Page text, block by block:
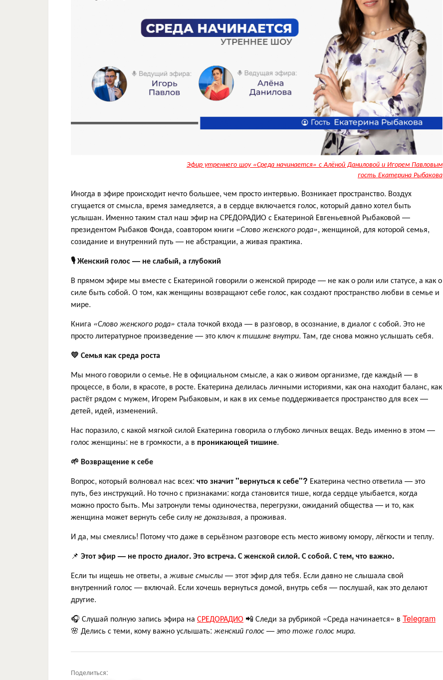
Эфир утреннего шоу «Среда начинается» с Алёной Даниловой и Игорем Павловым
гость Екатерина Рыбакова
Иногда в эфире происходит нечто большее, чем просто интервью. Возникает пространство. Воздух
сгущается от смысла, время замедляется, а в сердце включается голос, который давно хотел быть
услышан. Именно таким стал наш эфир на СРЕДОРАДИО с Екатериной Евгеньевной Рыбаковой —
президентом Рыбаков Фонда, соавтором книги «Слово женского рода», женщиной, для которой семья,
созидание и внутренний путь — не абстракции, а живая практика.
🎙Женский голос — не слабый, а глубокий
В прямом эфире мы вместе с Екатериной говорили о женской природе — не как о роли или статусе, а как о
силе быть собой. О том, как женщины возвращают себе голос, как создают пространство любви в семье и
мире.
Книга «Слово женского рода» стала точкой входа — в разговор, в осознание, в диалог с собой. Это не
просто литературное произведение — этоключ к тишине внутри. Там, где снова можно услышать себя.
💛 Семья как среда роста
Мы много говорили о семье. Не в официальном смысле, а как о живом организме, где каждый — в
процессе, в боли, в красоте, в росте. Екатерина делилась личными историями, как она находит баланс, как
растёт рядом с мужем, Игорем Рыбаковым, и как в их семье поддерживается пространство для всех —
детей, идей, изменений.
Нас поразило, с какой мягкой силой Екатерина говорила о глубоко личных вещах. Ведь именно в этом —
голос женщины: не в громкости, а в проникающей тишине.
🌱 Возвращение к себе
Вопрос, который волновал нас всех: что значит "вернуться к себе"? Екатерина честно ответила — это
путь, без инструкций. Но точно с признаками: когда становится тише, когда сердце улыбается, когда
можно просто быть. Мы затронули темы одиночества, перегрузки, ожиданий общества — и то, как
женщина может вернуть себе силу не доказывая, а проживая.
И да, мы смеялись! Потому что даже в серьёзном разговоре есть место живому юмору, лёгкости и теплу.
📌 Этот эфир — не просто диалог. Это встреча. С женской силой. С собой. С тем, что важно.
Если ты ищешь не ответы, а живые смыслы — этот эфир для тебя. Если давно не слышала свой
внутренний голос — включай. Если хочешь вернуться домой, внутрь себя — послушай, как это делают
другие.
🎧 Слушай полную запись эфира на СРЕДОРАДИО 📲 Следи за рубрикой «Среда начинается» в Telegram
🌸 Делись с теми, кому важно услышать: женский голос — это тоже голос мира.
Поделиться: